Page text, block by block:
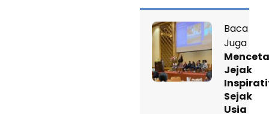
Baca
Juga
Jejak
Sejak
Usia